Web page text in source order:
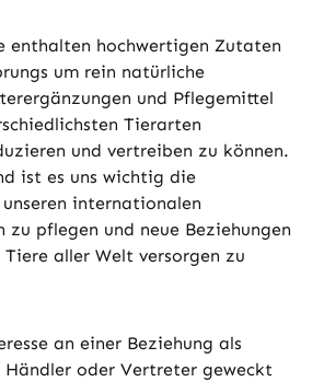
enthalten hochwertigen Zutaten
um rein natürliche
und Pflegemittel
Tierarten
und vertreiben zu können.
ist es uns wichtig die
internationalen
zu pflegen und neue Beziehungen
aller Welt versorgen zu
an einer Beziehung als
Händler oder Vertreter geweckt